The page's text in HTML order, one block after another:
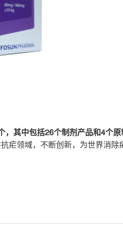
其中包括26个制剂产品和4个
疟领域，不断创新，为世界消